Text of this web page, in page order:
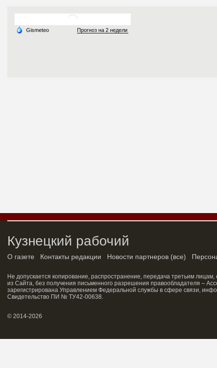
Кузнецкий рабочий
О газете Контакты редакции Новости партнеров (все)
Не допускается копирование, распространение, передача третьим
из Сайта, без получения письменного разрешения правообладателя –
зарегистрирована Управлением Федеральной службы в сфере связи,
Свидетельство ПИ № ТУ42-00638.
© 2014-2026